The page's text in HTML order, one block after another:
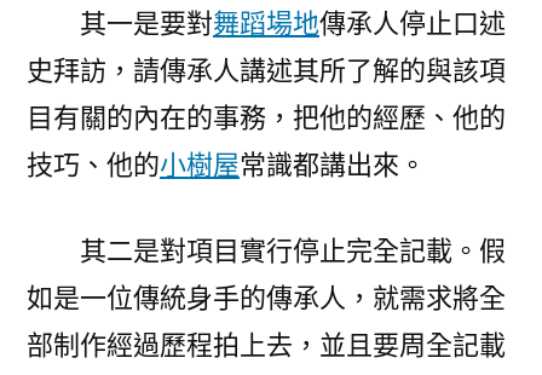
其一是要對舞蹈場地傳承人停止口述
史拜訪，請傳承人講述其所了解的與該項
目有關的內在的事務，把他的經歷、他的
技巧、他的小樹屋常識都講出來。
其二是對項目實行停止完全記載。假
如是一位傳統身手的傳承人，就需求將全
部制作經過歷程拍上去，並且要周全記載